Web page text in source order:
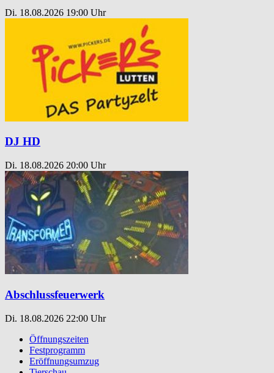
Di. 18.08.2026 19:00 Uhr
DJ HD
Di. 18.08.2026 20:00 Uhr
Abschlussfeuerwerk
Di. 18.08.2026 22:00 Uhr
Öffnungszeiten
Festprogramm
Eröffnungsumzug